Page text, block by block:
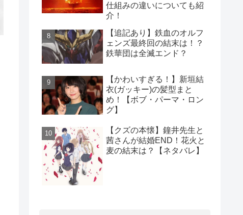
仕組みの違いについても紹
介！
【追記あり】鉄血のオルフ
ェンズ最終回の結末は！？
鉄華団は全滅エンド？
【かわいすぎる！】新垣結
衣(ガッキー)の髪型まと
め！【ボブ・パーマ・ロン
グ】
【クズの本懐】鐘井先生と
茜さんが結婚END！花火と
麦の結末は？【ネタバレ】